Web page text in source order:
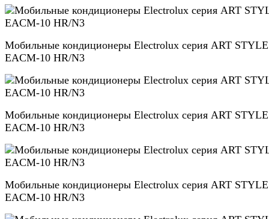
Мобильные кондиционеры Electrolux серия ART STYLE
EACM-10 HR/N3
Мобильные кондиционеры Electrolux серия ART STYLE
EACM-10 HR/N3
Мобильные кондиционеры Electrolux серия ART STYLE
EACM-10 HR/N3